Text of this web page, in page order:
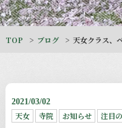
TOP ブログ 天女クラス、
2021/03/02
天女 寺院 お知らせ 注目